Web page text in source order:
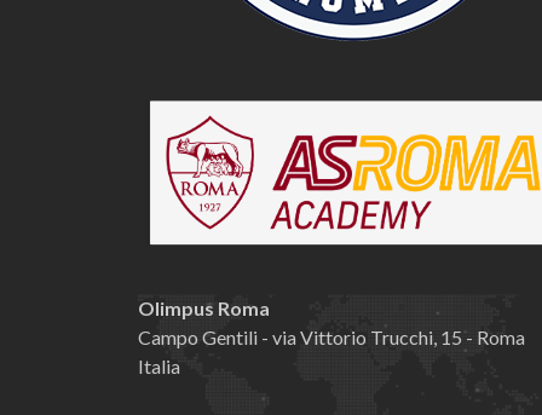
Olimpus Roma
Campo Gentili - via Vittorio Trucchi, 15 - Roma
Italia